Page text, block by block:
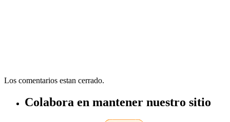
Los comentarios estan cerrado.
Colabora en mantener nuestro sitio